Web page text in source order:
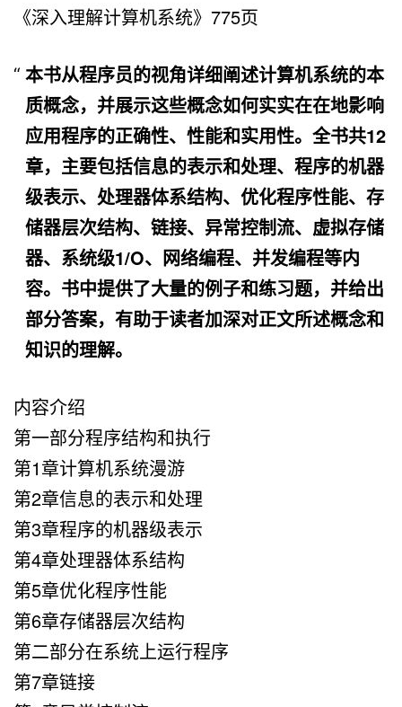
《深入理解计算机系统》775页
本书从程序员的视角详细阐述计算机系统的本
质概念，并展示这些概念如何实实在在地影响
应用程序的正确性、性能和实用性。全书共12
章，主要包括信息的表示和处理、程序的机器
级表示、处理器体系结构、优化程序性能、存
储器层次结构、链接、异常控制流、虚拟存储
器、系统级1/O、网络编程、并发编程等内
容。书中提供了大量的例子和练习题，并给出
部分答案，有助于读者加深对正文所述概念和
知识的理解。
内容介绍
第一部分程序结构和执行
第1章计算机系统漫游
第2章信息的表示和处理
第3章程序的机器级表示
第4章处理器体系结构
第5章优化程序性能
第6章存储器层次结构
第二部分在系统上运行程序
第7章链接